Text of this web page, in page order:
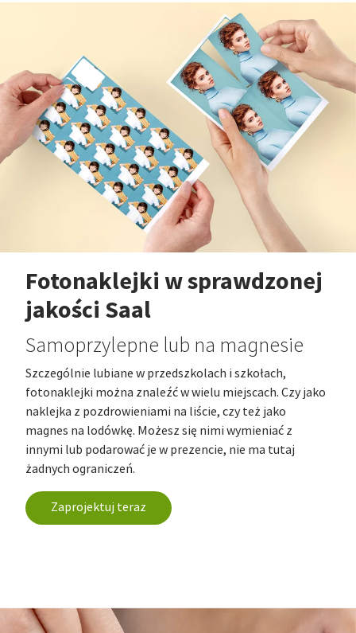
Fotonaklejki w sprawdzonej
jakości Saal
Samoprzylepne lub na magnesie
Szczególnie lubiane w przedszkolach i szkołach,
fotonaklejki można znaleźć w wielu miejscach. Czy jako
naklejka z pozdrowieniami na liście, czy też jako
magnes na lodówkę. Możesz się nimi wymieniać z
innymi lub podarować je w prezencie, nie ma tutaj
żadnych ograniczeń.
Zaprojektuj teraz